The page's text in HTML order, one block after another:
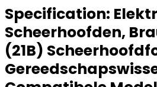
Specification:
Scheerhoofden,
(21B)